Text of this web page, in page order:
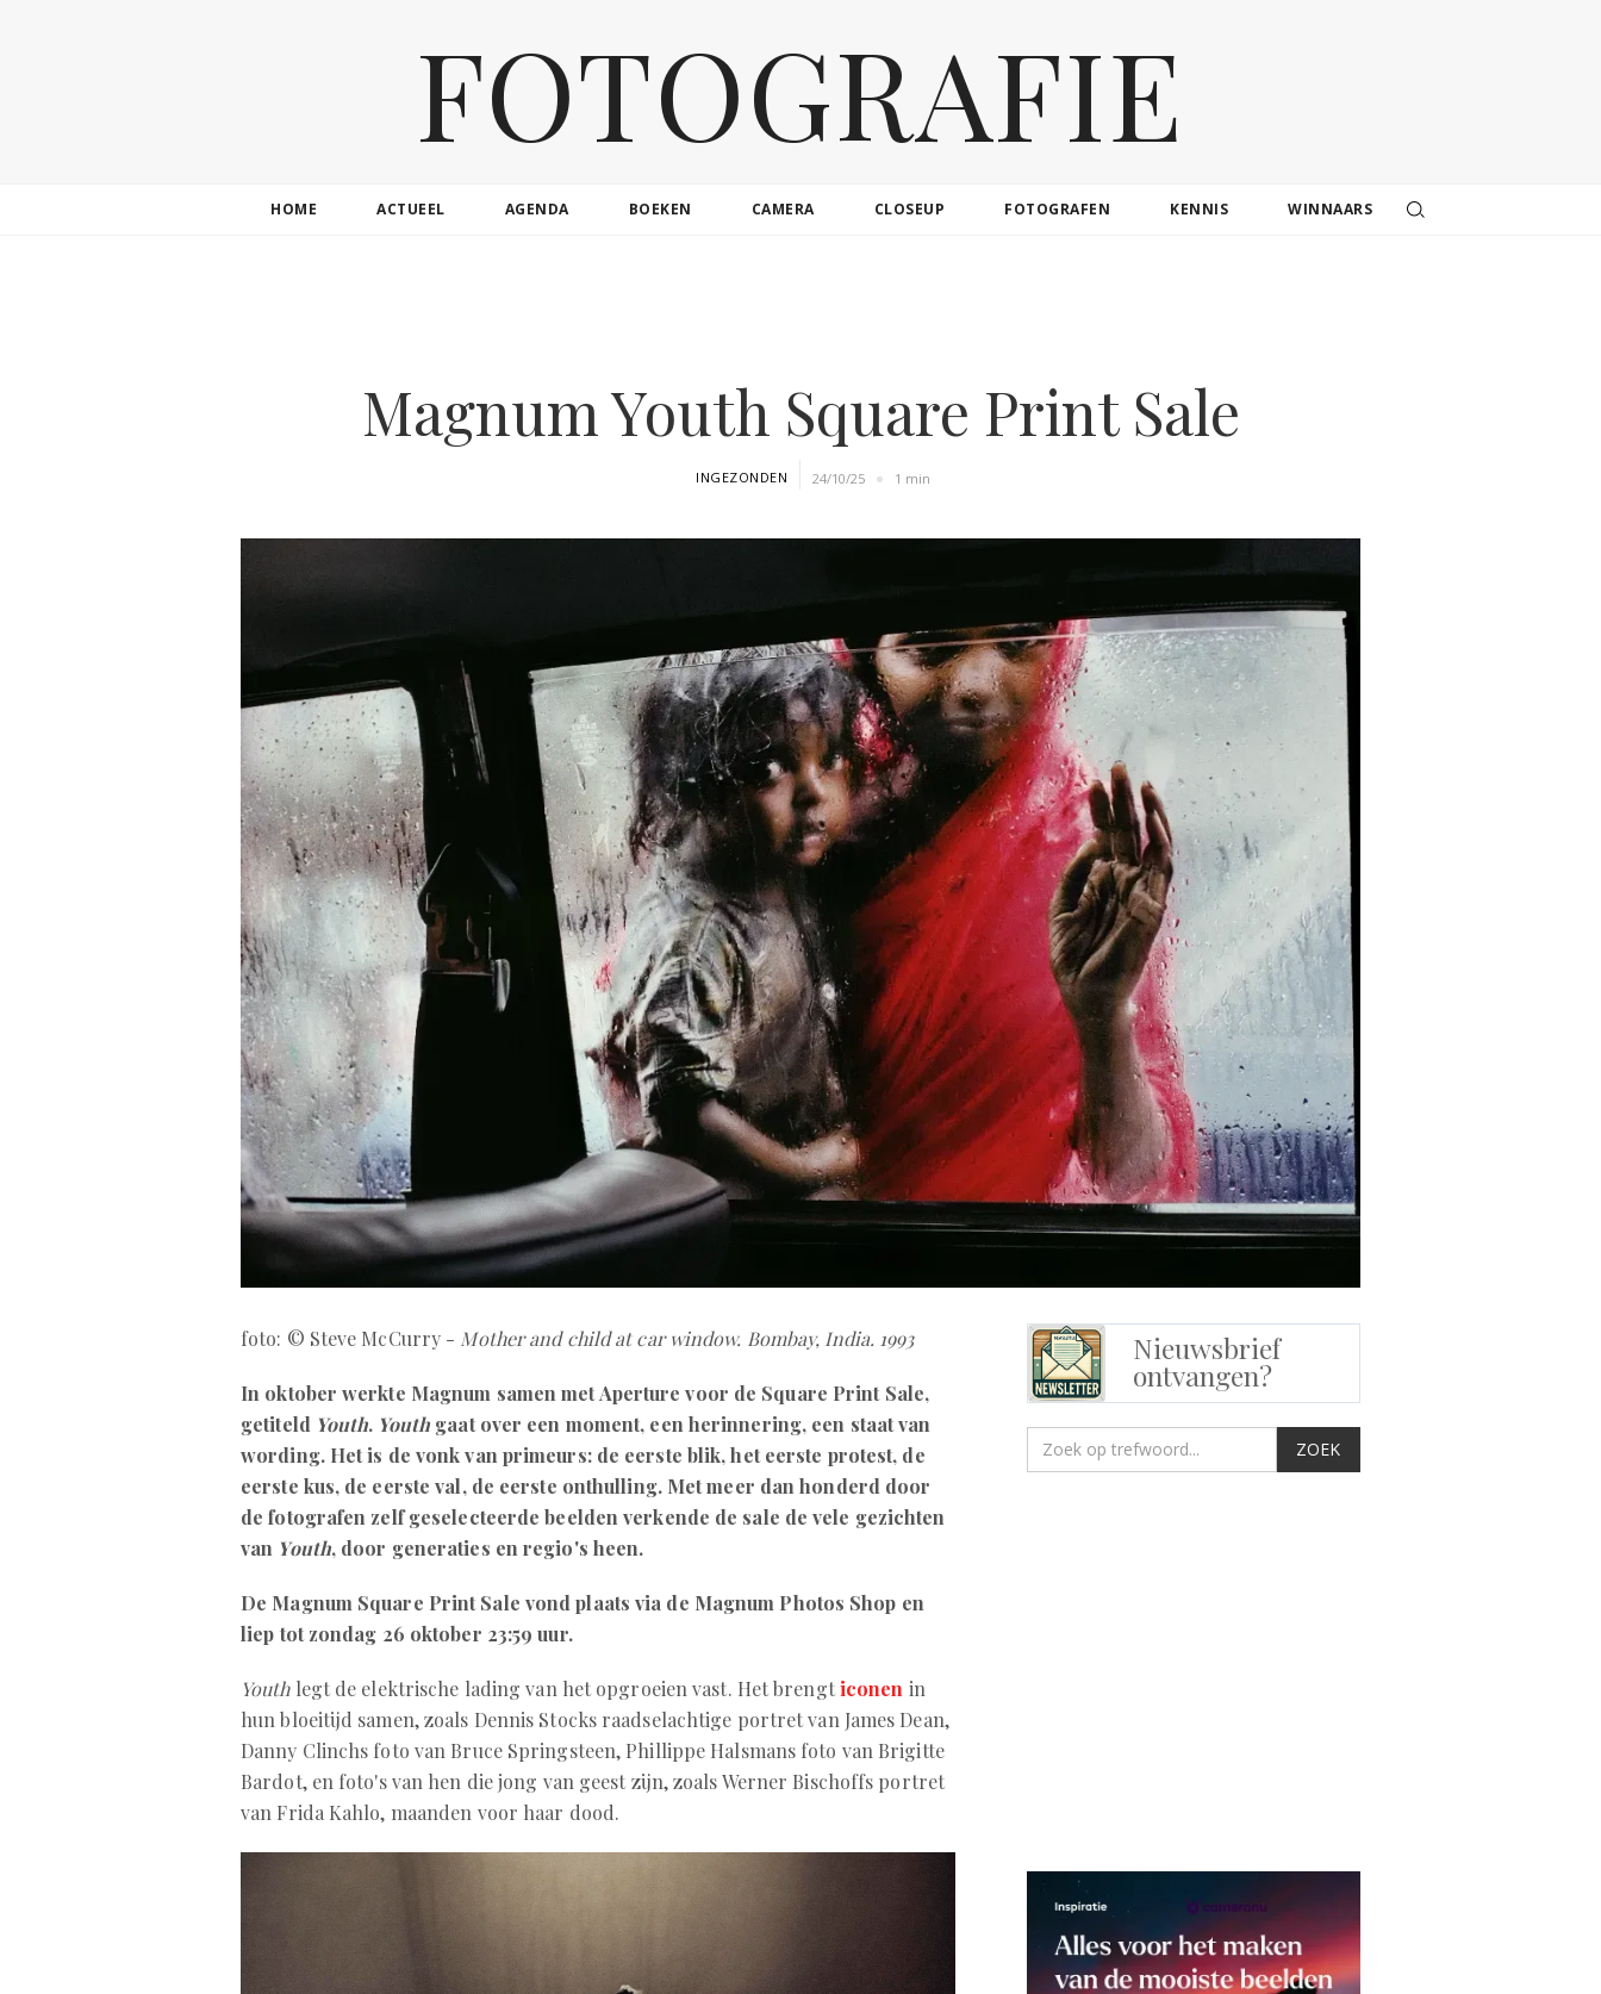
FOTOGRAFIE
HOME ACTUEEL AGENDA BOEKEN CAMERA CLOSEUP FOTOGRAFEN KENNIS WINNAARS
Magnum Youth Square Print Sale
INGEZONDEN 24/10/25 1 min
foto: © Steve McCurry - Mother and child at car window. Bombay, India. 1993
In oktober werkte Magnum samen met Aperture voor de Square Print Sale,
getiteld Youth. Youth gaat over een moment, een herinnering, een staat van
wording. Het is de vonk van primeurs: de eerste blik, het eerste protest, de
eerste kus, de eerste val, de eerste onthulling. Met meer dan honderd door
de fotografen zelf geselecteerde beelden verkende de sale de vele gezichten
van Youth, door generaties en regio's heen.
De Magnum Square Print Sale vond plaats via de Magnum Photos Shop en
liep tot zondag 26 oktober 23:59 uur.
Youthlegt de elektrische lading van het opgroeien vast. Het brengticonen in
hun bloeitijd samen, zoals Dennis Stocks raadselachtige portret van James Dean,
Danny Clinchs foto van Bruce Springsteen, Phillippe Halsmans foto van Brigitte
Bardot, en foto's van hen die jong van geest zijn, zoals Werner Bischoffs portret
van Frida Kahlo, maanden voor haar dood.
Nieuwsbrief
ontvangen?